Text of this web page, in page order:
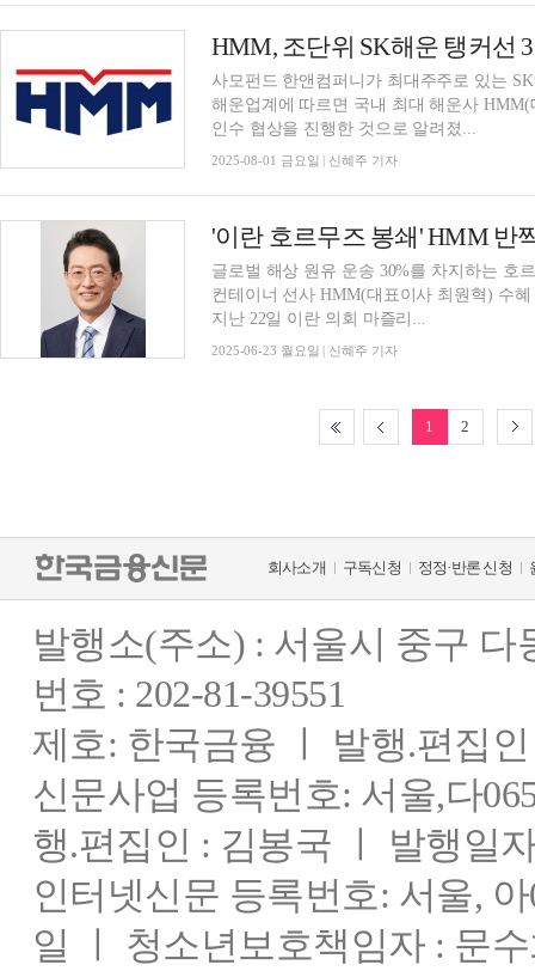
HMM, 조단위 SK해운 탱커선
사모펀드 한앤컴퍼니가 최대주주로 있는
해운업계에 따르면 국내 최대 해운사
인수 협상을 진행한 것으로 알려졌...
2025-08-01 금요일 | 신혜주 기자
'이란 호르무즈 봉쇄' HMM 반
글로벌 해상 원유 운송 30%를 차지하는 호
컨테이너 선사 HMM(대표이사 최원혁) 수
지난 22일 이란 의회 마즐리...
2025-06-23 월요일 | 신혜주 기자
1 2
회사소개 구독신청 정정·반론 신청
발행소(주소) : 서울시 중구
번호 : 202-81-39551
제호: 한국금융 ㅣ 발행.편집
신문사업 등록번호: 서울,다
행.편집인 : 김봉국 ㅣ 발행일
인터넷신문 등록번호: 서울,
일 ㅣ 청소년보호책임자 : 문